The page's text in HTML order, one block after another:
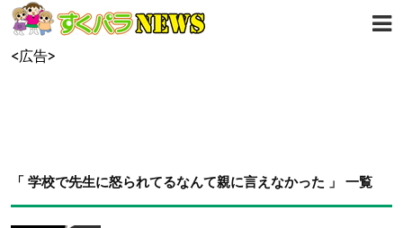
<広告>
「 学校で先生に怒られてるなんて親に言えなかった 」 一覧